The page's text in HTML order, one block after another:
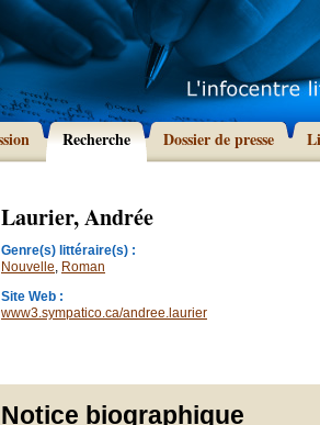
Recherche Dossier de presse
Laurier, Andrée
Genre(s) littéraire(s) :
Nouvelle, Roman
Site Web :
www3.sympatico.ca/andree.laurier
Notice biographique